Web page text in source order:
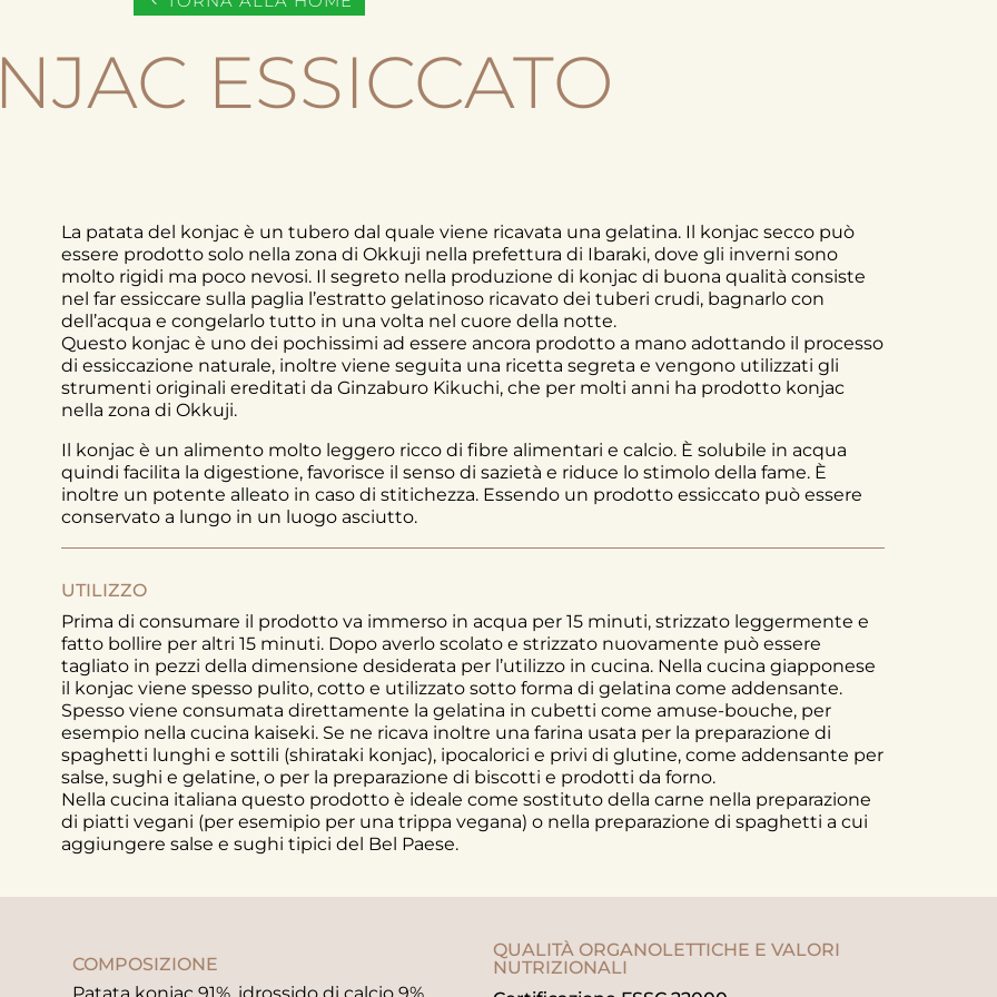
ESSICCATO
La patata del konjac è un tubero dal quale viene ricavata una gelatina. Il konjac secco può
essere prodotto solo nella zona di Okkuji nella prefettura di Ibaraki, dove gli inverni sono
molto rigidi ma poco nevosi. Il segreto nella produzione di konjac di buona qualità consiste
nel far essiccare sulla paglia l’estratto gelatinoso ricavato dei tuberi crudi, bagnarlo con
dell’acqua e congelarlo tutto in una volta nel cuore della notte.
Questo konjac è uno dei pochissimi ad essere ancora prodotto a mano adottando il processo
di essiccazione naturale, inoltre viene seguita una ricetta segreta e vengono utilizzati gli
strumenti originali ereditati da Ginzaburo Kikuchi, che per molti anni ha prodotto konjac
nella zona di Okkuji.
Il konjac è un alimento molto leggero ricco di fibre alimentari e calcio. È solubile in acqua
quindi facilita la digestione, favorisce il senso di sazietà e riduce lo stimolo della fame. È
inoltre un potente alleato in caso di stitichezza. Essendo un prodotto essiccato può essere
conservato a lungo in un luogo asciutto.
UTILIZZO
Prima di consumare il prodotto va immerso in acqua per 15 minuti, strizzato leggermente e
fatto bollire per altri 15 minuti. Dopo averlo scolato e strizzato nuovamente può essere
tagliato in pezzi della dimensione desiderata per l’utilizzo in cucina. Nella cucina giapponese
il konjac viene spesso pulito, cotto e utilizzato sotto forma di gelatina come addensante.
Spesso viene consumata direttamente la gelatina in cubetti come amuse-bouche, per
esempio nella cucina kaiseki. Se ne ricava inoltre una farina usata per la preparazione di
spaghetti lunghi e sottili (shirataki konjac), ipocalorici e privi di glutine, come addensante per
salse, sughi e gelatine, o per la preparazione di biscotti e prodotti da forno.
Nella cucina italiana questo prodotto è ideale come sostituto della carne nella preparazione
di piatti vegani (per esemipio per una trippa vegana) o nella preparazione di spaghetti a cui
aggiungere salse e sughi tipici del Bel Paese.
COMPOSIZIONE
QUALITÀ ORGANOLETTICHE E VALORI
NUTRIZIONALI